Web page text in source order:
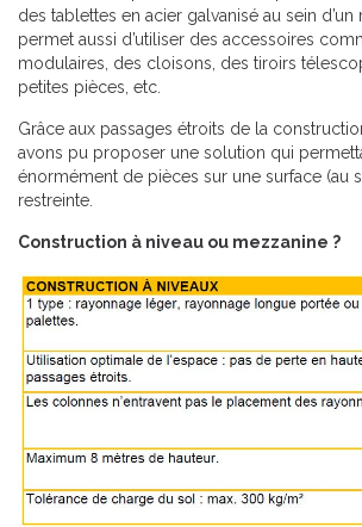
des tablettes en acier galvanisé au sein
permet aussi d’utiliser des accessoires
modulaires, des cloisons, des tiroirs
petites pièces, etc.
Grâce aux passages étroits de la
avons pu proposer une solution qui
énormément de pièces sur une surface (au
restreinte.
Construction à niveau ou mezzanine ?